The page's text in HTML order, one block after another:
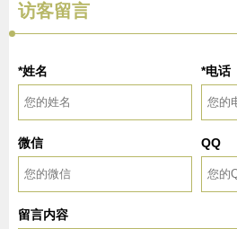
访客留言
*姓名 *电话
微信 QQ
留言内容